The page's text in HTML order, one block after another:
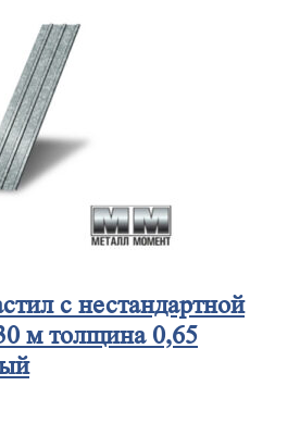
с нестандартной
м толщина 0,65